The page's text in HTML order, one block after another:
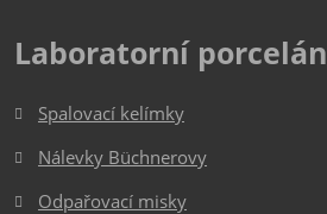
Laboratorní porcelán
Spalovací kelímky
Nálevky Büchnerovy
Odpařovací misky